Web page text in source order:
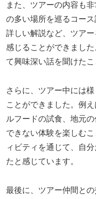
また、ツアーの内容も
の多い場所を巡るコー
詳しい解説など、ツア
感じることができまし
て興味深い話を聞けた
さらに、ツアー中には
ことができました。例
ルフードの試食、地元
できない体験を楽しむ
ィビティを通じて、自
たと感じています。
最後に、ツアー仲間と